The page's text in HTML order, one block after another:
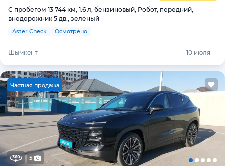
С пробегом 13 744 км, 1.6 л, бензиновый, Робот, передний,
внедорожник 5 дв., зеленый
Aster Check Осмотрено
Шымкент 10 июля
Частная продажа
5